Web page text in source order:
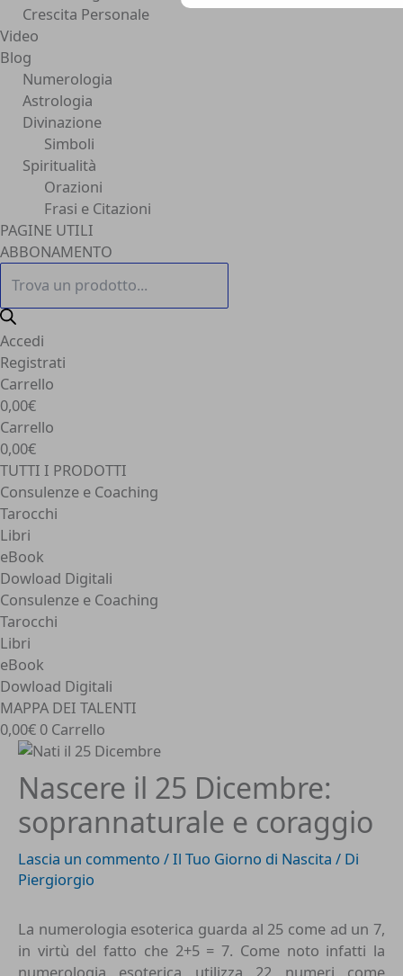
Crescita Personale
Video
Blog
Numerologia
Astrologia
Divinazione
Simboli
Spiritualità
Orazioni
Frasi e Citazioni
PAGINE UTILI
ABBONAMENTO
Accedi
Registrati
Carrello
0,00€
Carrello
0,00€
TUTTI I PRODOTTI
Consulenze e Coaching
Tarocchi
Libri
eBook
Dowload Digitali
Consulenze e Coaching
Tarocchi
Libri
eBook
Dowload Digitali
MAPPA DEI TALENTI
0,00€ 0 Carrello
Nascere il 25 Dicembre:
soprannaturale e coraggio
Lascia un commento /Il Tuo Giorno di Nascita / Di
Piergiorgio
La numerologia esoterica guarda al 25 come ad un 7,
in virtù del fatto che 2+5 = 7. Come noto infatti la